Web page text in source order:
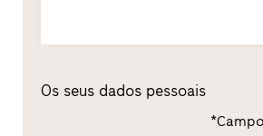
Os seus dados pessoais